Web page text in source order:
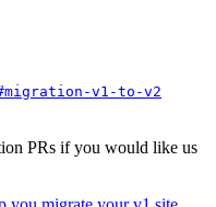
v1-to-v2
PRs if you would like us